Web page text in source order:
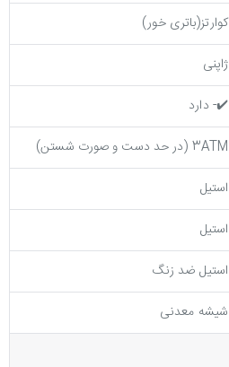
کوارتز(باتری خور)
ژاپنی
✔️- دارد
3ATM (در حد دست و صورت شستن)
استیل
استیل
استیل ضد زنگ
شیشه معدنی